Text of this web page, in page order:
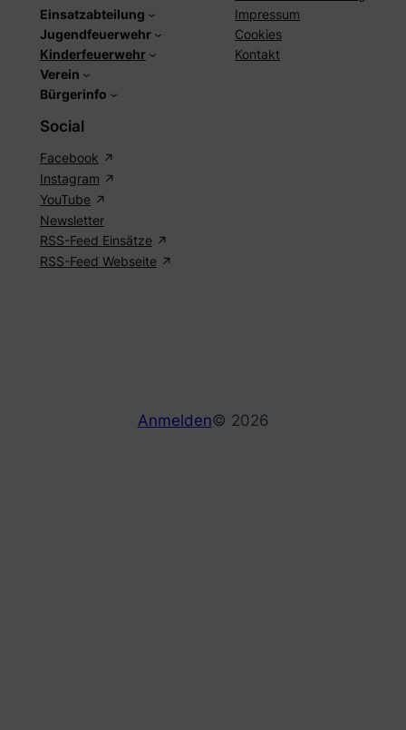
Einsatzabteilung
Jugendfeuerwehr
Kinderfeuerwehr
Verein
Bürgerinfo
Impressum
Cookies
Kontakt
Social
Facebook
Instagram
YouTube
Newsletter
RSS-Feed Einsätze
RSS-Feed Webseite
Anmelden© 2026